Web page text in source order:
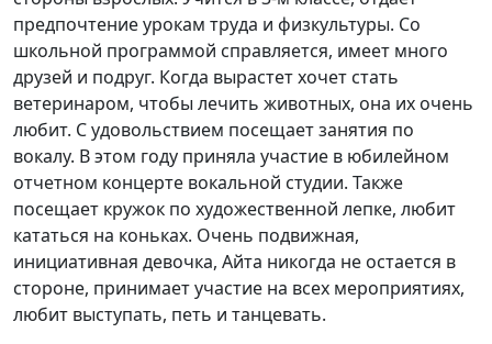
предпочтение урокам труда и физкультуры. Со
школьной программой справляется, имеет много
друзей и подруг. Когда вырастет хочет стать
ветеринаром, чтобы лечить животных, она их очень
любит. С удовольствием посещает занятия по
вокалу. В этом году приняла участие в юбилейном
отчетном концерте вокальной студии. Также
посещает кружок по художественной лепке, любит
кататься на коньках. Очень подвижная,
инициативная девочка, Айта никогда не остается в
стороне, принимает участие на всех мероприятиях,
любит выступать, петь и танцевать.